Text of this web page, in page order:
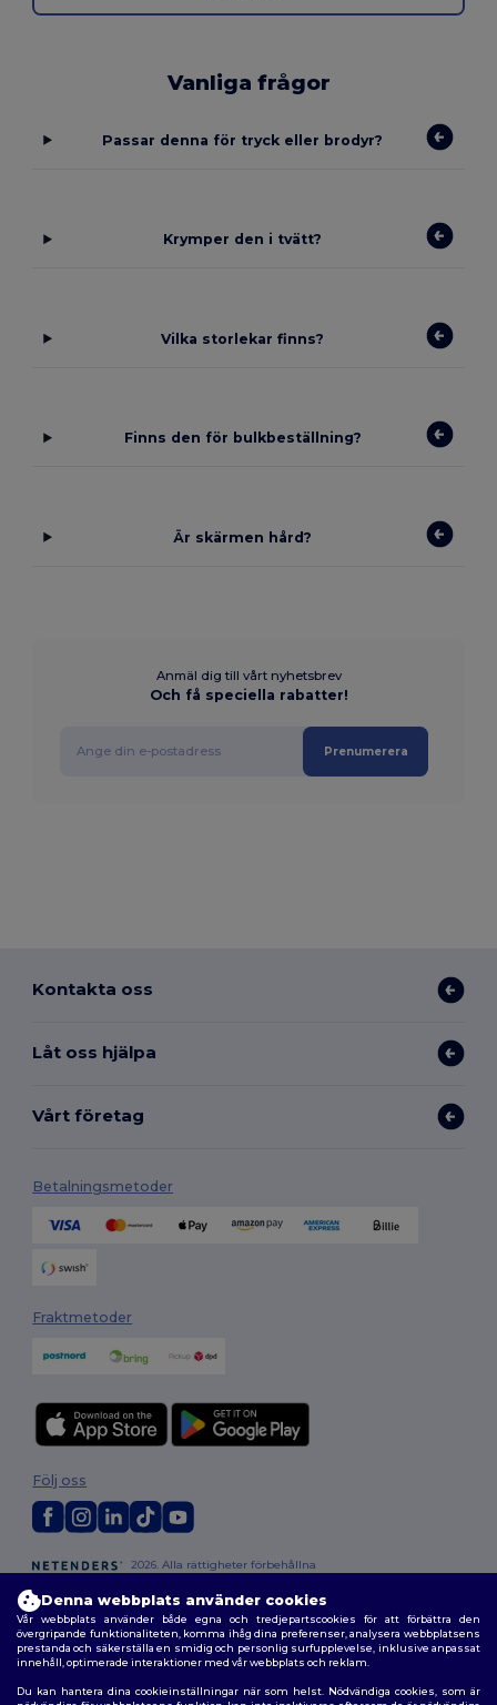
Vanliga frågor
Passar denna för tryck eller brodyr?
Krymper den i tvätt?
Vilka storlekar finns?
Finns den för bulkbeställning?
Är skärmen hård?
Anmäl dig till vårt nyhetsbrev
Och få speciella rabatter!
Prenumerera
Kontakta oss
Låt oss hjälpa
Vårt företag
Betalningsmetoder
Fraktmetoder
2026. Alla rättigheter förbehållna
|Karta över webbplatsen
Följ oss
Denna webbplats använder cookies
Vår webbplats använder både egna och tredjepartscookies för att förbättra den
övergripande funktionaliteten, komma ihåg dina preferenser, analysera webbplatsens
prestanda och säkerställa en smidig och personlig surfupplevelse, inklusive anpassat
innehåll, optimerade interaktioner med vår webbplats och reklam.
Du kan hantera dina cookieinställningar när som helst. Nödvändiga cookies, som är